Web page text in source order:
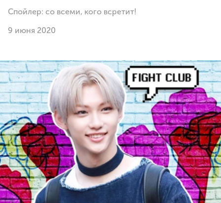
Спойлер: со всеми, кого всретит!
9 июня 2020